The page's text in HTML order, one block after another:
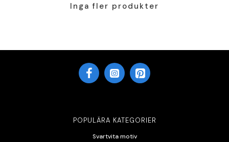
Inga fler produkter
POPULÄRA KATEGORIER
Svartvita motiv